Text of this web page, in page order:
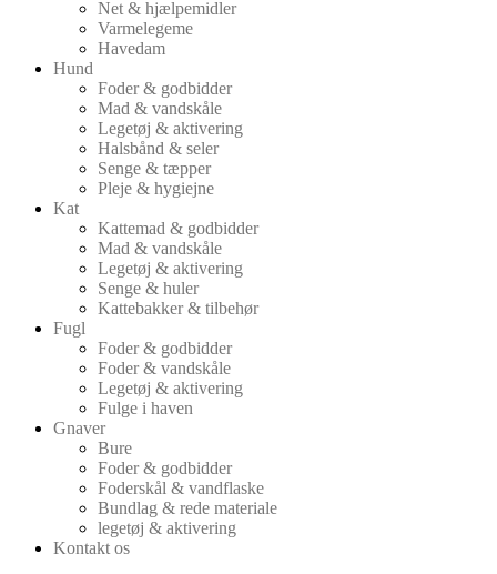
Net & hjælpemidler
Varmelegeme
Havedam
Hund
Foder & godbidder
Mad & vandskåle
Legetøj & aktivering
Halsbånd & seler
Senge & tæpper
Pleje & hygiejne
Kat
Kattemad & godbidder
Mad & vandskåle
Legetøj & aktivering
Senge & huler
Kattebakker & tilbehør
Fugl
Foder & godbidder
Foder & vandskåle
Legetøj & aktivering
Fulge i haven
Gnaver
Bure
Foder & godbidder
Foderskål & vandflaske
Bundlag & rede materiale
legetøj & aktivering
Kontakt os